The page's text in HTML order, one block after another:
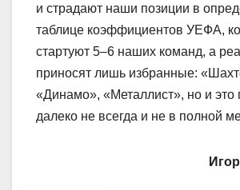
и страдают наши позиции в
таблице коэффициентов УЕФА,
стартуют 5–6 наших команд, а
приносят лишь избранные:
«Динамо», «Металлист», но и это
далеко не всегда и не в полной